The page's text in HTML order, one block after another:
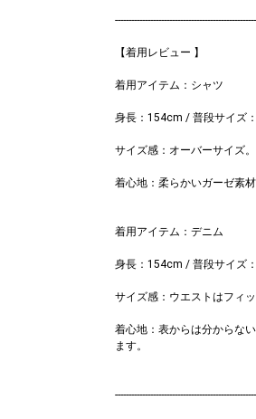
【着用レビュー 】
着用アイテム：シャツ
身長：154cm / 普段サイズ
サイズ感：オーバーサイズ。
着心地：柔らかいガーゼ素
着用アイテム：デニム
身長：154cm / 普段サイズ
サイズ感：ウエストはフィ
着心地：表からは分からな
ます。